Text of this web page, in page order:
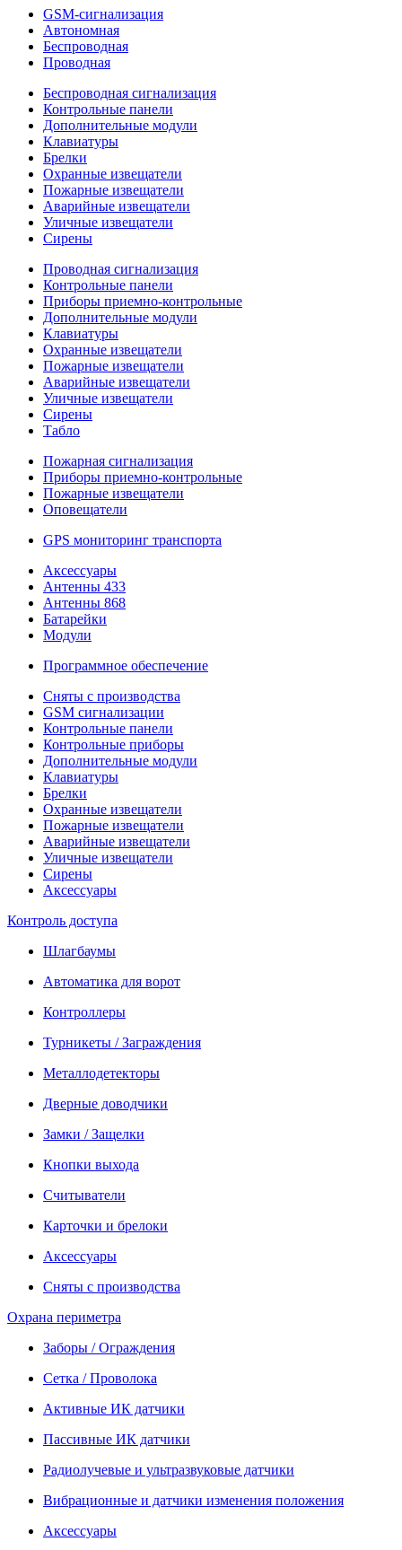
GSM-сигнализация
Автономная
Беспроводная
Проводная
Беспроводная сигнализация
Контрольные панели
Дополнительные модули
Клавиатуры
Брелки
Охранные извещатели
Пожарные извещатели
Аварийные извещатели
Уличные извещатели
Сирены
Проводная сигнализация
Контрольные панели
Приборы приемно-контрольные
Дополнительные модули
Клавиатуры
Охранные извещатели
Пожарные извещатели
Аварийные извещатели
Уличные извещатели
Сирены
Табло
Пожарная сигнализация
Приборы приемно-контрольные
Пожарные извещатели
Оповещатели
GPS мониторинг транспорта
Аксессуары
Антенны 433
Антенны 868
Батарейки
Модули
Программное обеспечение
Сняты с производства
GSM сигнализации
Контрольные панели
Контрольные приборы
Дополнительные модули
Клавиатуры
Брелки
Охранные извещатели
Пожарные извещатели
Аварийные извещатели
Уличные извещатели
Сирены
Аксессуары
Контроль доступа
Шлагбаумы
Автоматика для ворот
Контроллеры
Турникеты / Заграждения
Металлодетекторы
Дверные доводчики
Замки / Защелки
Кнопки выхода
Считыватели
Карточки и брелоки
Аксессуары
Сняты с производства
Охрана периметра
Заборы / Ограждения
Сетка / Проволока
Активные ИК датчики
Пассивные ИК датчики
Радиолучевые и ультразвуковые датчики
Вибрационные и датчики изменения положения
Аксессуары